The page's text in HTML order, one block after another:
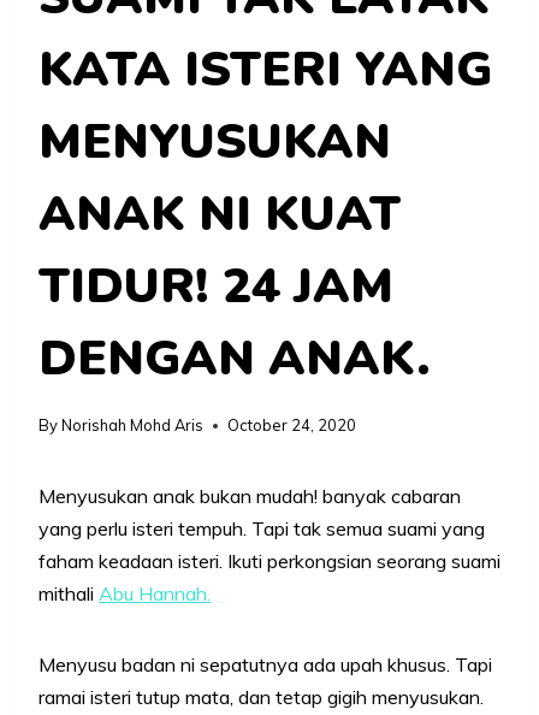
KATA ISTERI YANG
MENYUSUKAN
ANAK NI KUAT
TIDUR! 24 JAM
DENGAN ANAK.
ByNorishah Mohd Aris October 24, 2020
Menyusukan anak bukan mudah! banyak cabaran
yang perlu isteri tempuh. Tapi tak semua suami yang
faham keadaan isteri. Ikuti perkongsian seorang suami
mithali Abu Hannah.
Menyusu badan ni sepatutnya ada upah khusus. Tapi
ramai isteri tutup mata, dan tetap gigih menyusukan.